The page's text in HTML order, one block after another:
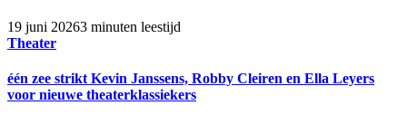
19 juni 20263 minuten leestijd
Theater
één zee strikt Kevin Janssens, Robby Cleiren en Ella Leyers
voor nieuwe theaterklassiekers